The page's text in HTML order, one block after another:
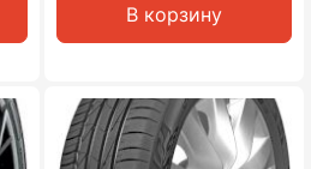
В корзину